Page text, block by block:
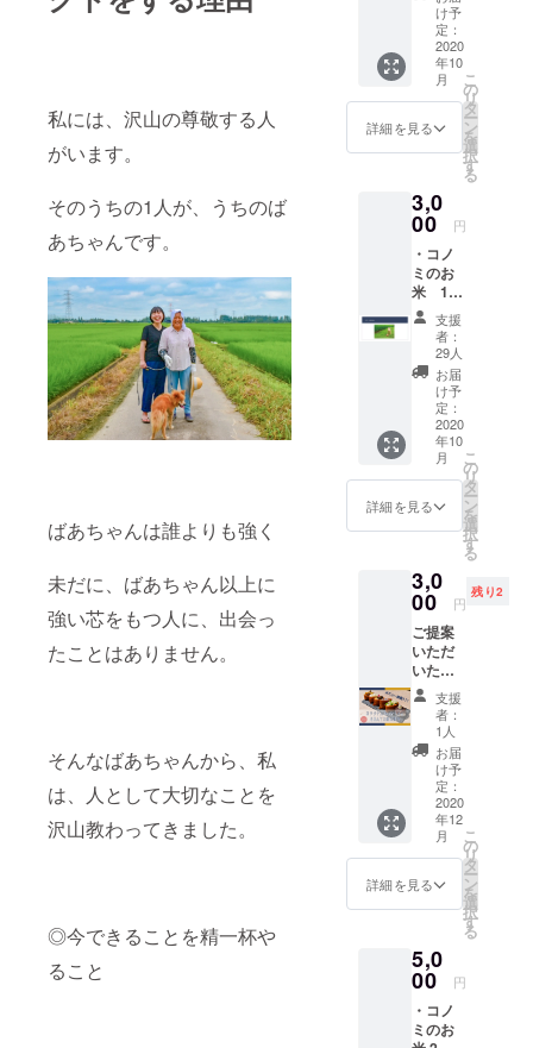
私には、沢山の尊敬する人
がいます。
そのうちの1人が、うちのば
あちゃんです。
ばあちゃんは誰よりも強く
未だに、ばあちゃん以上に
強い芯をもつ人に、出会っ
たことはありません。
そんなばあちゃんから、私
は、人として大切なことを
沢山教わってきました。
◎今できることを精一杯や
ること
ミオリ
ジナル
ステッ
カー ・
お礼の
お手紙
をお送
りしま
す。
け予
定：
2020
年10
月
詳細を見る
こ
の
リ
タ
ー
ン
を
選
択
す
る
3,0
00 円
・コノ
ミのお
米 1合
分
(150g)
・コノ
ミオリ
ジナル
ステッ
カー１
枚 ・お
礼のお
手紙を
お送り
します
支援
者：
29人
お届
け予
定：
2020
年10
月
詳細を見る
こ
の
リ
タ
ー
ン
を
選
択
す
る
3,0
00 円
残り2
ご提案
いただ
いたオ
リジナ
ルいな
りずし
を、４
日間限
定で販
売させ
ていた
だきま
す！ オ
ンライ
ン会議
にてプ
クトメ
ンバー
を交え
てご相
談の
支援
者：
1人
お届
け予
定：
2020
年12
月
詳細を見る
こ
の
リ
タ
ー
ン
を
選
択
す
る
5,0
00 円
・コノ
ミのお